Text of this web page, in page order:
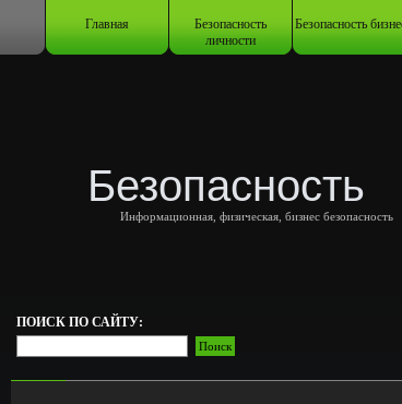
Главная Безопасность
личности
Безопасность
Безопасность
Информационная, физическая, бизнес безопасность
ПОИСК ПО САЙТУ: